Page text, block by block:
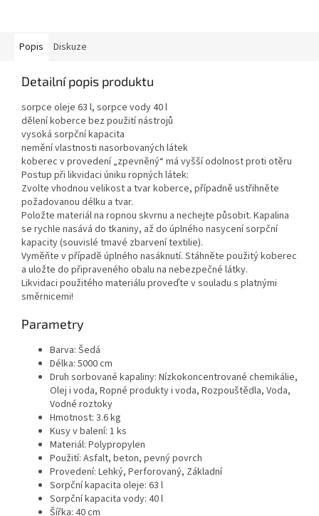
Popis Diskuze
Detailní popis produktu
sorpce oleje 63 l, sorpce vody 40 l
dělení koberce bez použití nástrojů
vysoká sorpční kapacita
nemění vlastnosti nasorbovaných látek
koberec v provedení „zpevněný“ má vyšší odolnost proti otěru
Postup při likvidaci úniku ropných látek:
Zvolte vhodnou velikost a tvar koberce, případně ustřihněte
požadovanou délku a tvar.
Položte materiál na ropnou skvrnu a nechejte působit. Kapalina
se rychle nasává do tkaniny, až do úplného nasycení sorpční
kapacity (souvislé tmavé zbarvení textilie).
Vyměňte v případě úplného nasáknutí. Stáhněte použitý koberec
a uložte do připraveného obalu na nebezpečné látky.
Likvidaci použitého materiálu proveďte v souladu s platnými
směrnicemi!
Parametry
Barva: Šedá
Délka: 5000 cm
Druh sorbované kapaliny: Nízkokoncentrované chemikálie,
Olej i voda, Ropné produkty i voda, Rozpouštědla, Voda,
Vodné roztoky
Hmotnost: 3.6 kg
Kusy v balení: 1 ks
Materiál: Polypropylen
Použití: Asfalt, beton, pevný povrch
Provedení: Lehký, Perforovaný, Základní
Sorpční kapacita oleje: 63 l
Sorpční kapacita vody: 40 l
Šířka: 40 cm